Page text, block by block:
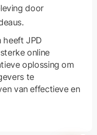
door
heeft JPD
online
oplossing om
te
van effectieve en
appje sturen